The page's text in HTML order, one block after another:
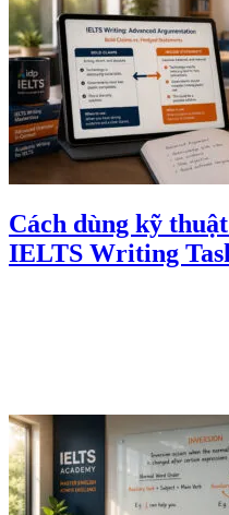
Cách dùng kỹ
IELTS Writing